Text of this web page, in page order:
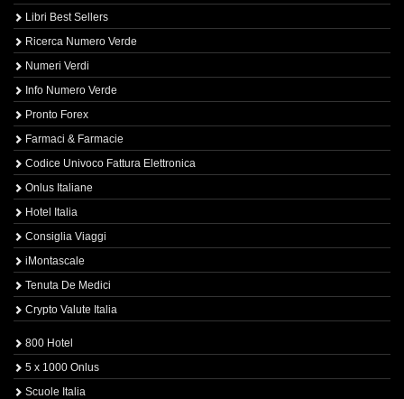
Libri Best Sellers
Ricerca Numero Verde
Numeri Verdi
Info Numero Verde
Pronto Forex
Farmaci & Farmacie
Codice Univoco Fattura Elettronica
Onlus Italiane
Hotel Italia
Consiglia Viaggi
iMontascale
Tenuta De Medici
Crypto Valute Italia
800 Hotel
5 x 1000 Onlus
Scuole Italia